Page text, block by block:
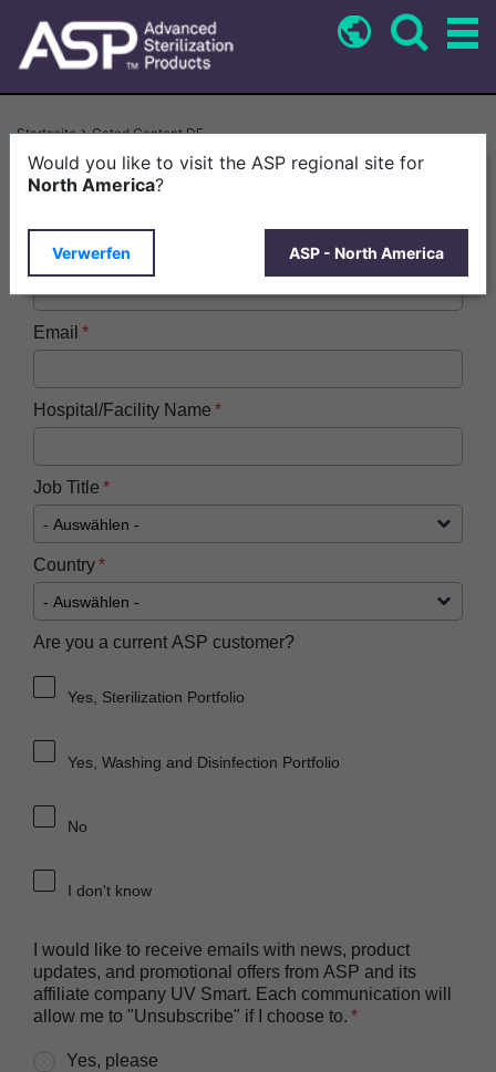
Pfadnavigation
Startseite Gated Content DE
First Name
Last Name
Email
Hospital/Facility Name
Job Title
Country
Are you a current ASP customer?
Yes, Sterilization Portfolio
Yes, Washing and Disinfection Portfolio
No
I don't know
I would like to receive emails with news, product
updates, and promotional offers from ASP and its
affiliate company UV Smart. Each communication will
allow me to "Unsubscribe" if I choose to.
Yes, please
Would you like to visit the ASP regional site for
North America?
Verwerfen ASP - North America